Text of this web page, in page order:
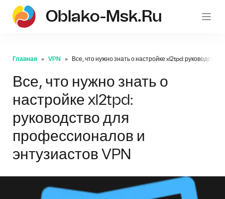
Oblako-Msk.ru
Главная VPN Все, что нужно знать о настройке xl2tpd:
Все, что нужно знать о
настройке xl2tpd:
руководство для
профессионалов и
энтузиастов VPN